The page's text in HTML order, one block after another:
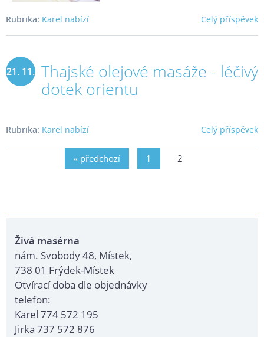
Celý příspěvek
Rubrika: Karel nabízí
21. 11. Thajské olejové masáže - léčivý
dotek orientu
Celý příspěvek
Rubrika: Karel nabízí
« předchozí 1 2
Živá masérna
nám. Svobody 48, Místek,
738 01 Frýdek-Místek
Otvírací doba dle objednávky
telefon:
Karel 774 572 195
Jirka 737 572 876